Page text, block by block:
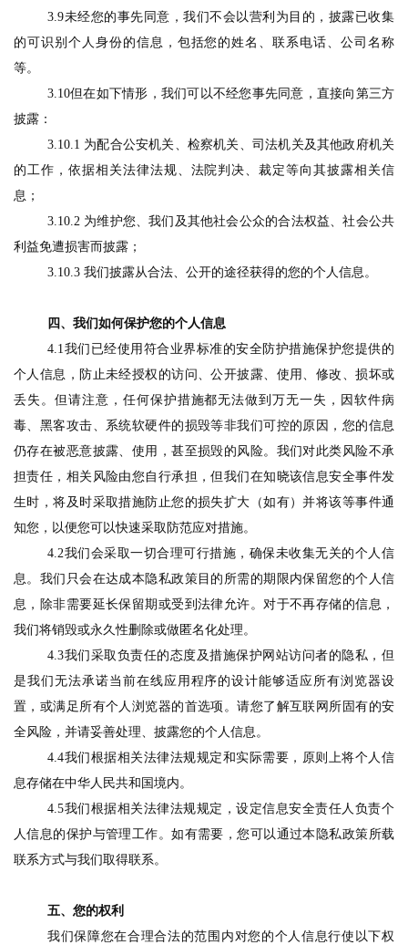
3.9未经您的事先同意，我们不会以营利为目的，披露已收集
的可识别个人身份的信息，包括您的姓名、联系电话、公司名称
等。
3.10但在如下情形，我们可以不经您事先同意，直接向第三方
披露：
3.10.1 为配合公安机关、检察机关、司法机关及其他政府机关
的工作，依据相关法律法规、法院判决、裁定等向其披露相关信
息；
3.10.2 为维护您、我们及其他社会公众的合法权益、社会公共
利益免遭损害而披露；
3.10.3 我们披露从合法、公开的途径获得的您的个人信息。
四、我们如何保护您的个人信息
4.1我们已经使用符合业界标准的安全防护措施保护您提供的
个人信息，防止未经授权的访问、公开披露、使用、修改、损坏或
丢失。但请注意，任何保护措施都无法做到万无一失，因软件病
毒、黑客攻击、系统软硬件的损毁等非我们可控的原因，您的信息
仍存在被恶意披露、使用，甚至损毁的风险。我们对此类风险不承
担责任，相关风险由您自行承担，但我们在知晓该信息安全事件发
生时，将及时采取措施防止您的损失扩大（如有）并将该等事件通
知您，以便您可以快速采取防范应对措施。
4.2我们会采取一切合理可行措施，确保未收集无关的个人信
息。我们只会在达成本隐私政策目的所需的期限内保留您的个人信
息，除非需要延长保留期或受到法律允许。对于不再存储的信息，
我们将销毁或永久性删除或做匿名化处理。
4.3我们采取负责任的态度及措施保护网站访问者的隐私，但
是我们无法承诺当前在线应用程序的设计能够适应所有浏览器设
置，或满足所有个人浏览器的首选项。请您了解互联网所固有的安
全风险，并请妥善处理、披露您的个人信息。
4.4我们根据相关法律法规规定和实际需要，原则上将个人信
息存储在中华人民共和国境内。
4.5我们根据相关法律法规规定，设定信息安全责任人负责个
人信息的保护与管理工作。如有需要，您可以通过本隐私政策所载
联系方式与我们取得联系。
五、您的权利
我们保障您在合理合法的范围内对您的个人信息行使以下权